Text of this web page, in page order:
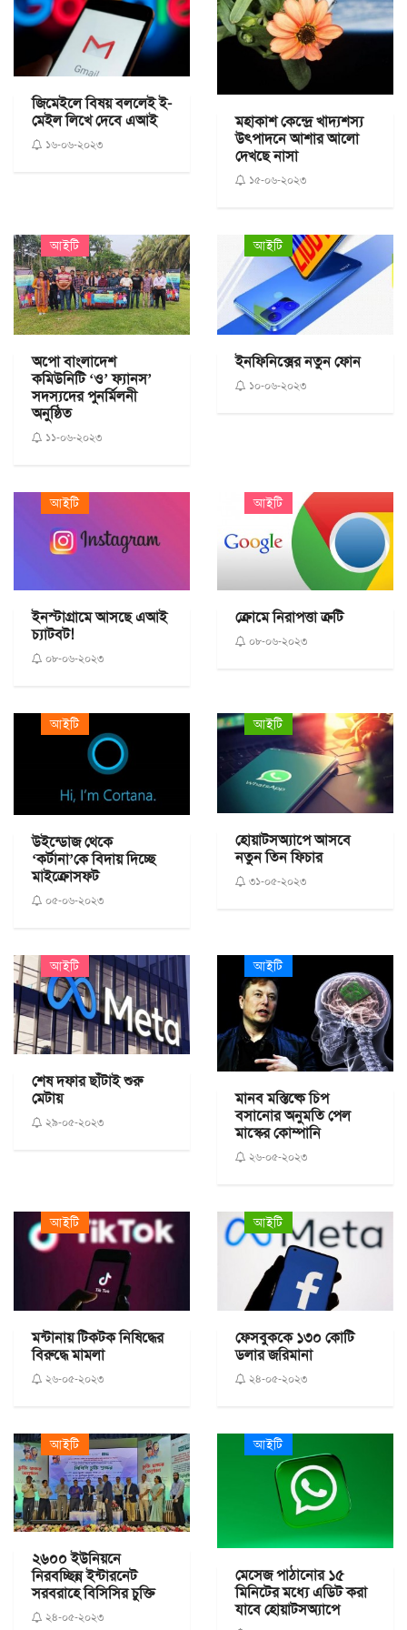
জিমেইলে বিষয় বললেই ই-
মেইল লিখে দেবে এআই
১৬-০৬-২০২৩
মহাকাশ কেন্দ্রে খাদ্যশস্য
উৎপাদনে আশার আলো
দেখছে নাসা
১৫-০৬-২০২৩
আইটি
অপো বাংলাদেশ
কমিউনিটি ‘ও’ ফ্যানস’
সদস্যদের পুনর্মিলনী
অনুষ্ঠিত
১১-০৬-২০২৩
আইটি
ইনফিনিক্সের নতুন ফোন
১০-০৬-২০২৩
আইটি
ইনস্টাগ্রামে আসছে এআই
চ্যাটবট!
০৮-০৬-২০২৩
আইটি
ক্রোমে নিরাপত্তা ত্রুটি
০৮-০৬-২০২৩
আইটি
উইন্ডোজ থেকে
‘কর্টানা’কে বিদায় দিচ্ছে
মাইক্রোসফট
০৫-০৬-২০২৩
আইটি
হোয়াটসঅ্যাপে আসবে
নতুন তিন ফিচার
৩১-০৫-২০২৩
আইটি
শেষ দফার ছাঁটাই শুরু
মেটায়
২৯-০৫-২০২৩
আইটি
মানব মস্তিষ্কে চিপ
বসানোর অনুমতি পেল
মাস্কের কোম্পানি
২৬-০৫-২০২৩
আইটি
মন্টানায় টিকটক নিষিদ্ধের
বিরুদ্ধে মামলা
২৬-০৫-২০২৩
আইটি
ফেসবুককে ১৩০ কোটি
ডলার জরিমানা
২৪-০৫-২০২৩
আইটি
২৬০০ ইউনিয়নে
নিরবচ্ছিন্ন ইন্টারনেট
সরবরাহে বিসিসির চুক্তি
২৪-০৫-২০২৩
আইটি
মেসেজ পাঠানোর ১৫
মিনিটের মধ্যে এডিট করা
যাবে হোয়াটসঅ্যাপে